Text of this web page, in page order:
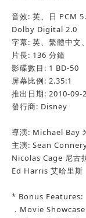
音效: 英、日 PCM
Dolby Digital 2.0
字幕: 英、繁體中文
片長: 136 分鐘
影碟數目: 1 BD-50
屏幕比例: 2.35:1
推出日期: 2010-09-
發行商: Disney
導演: Michael Bay
主演: Sean
Nicolas Cage 尼古
Ed Harris 艾哈里斯
* Bonus Features:
．Movie Showcase